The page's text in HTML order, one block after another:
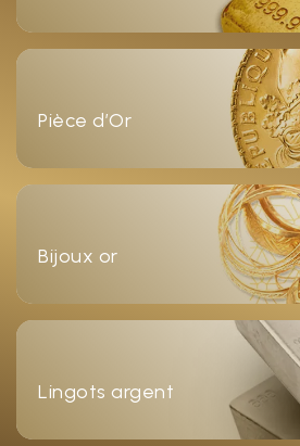
Pièce d’Or
Bijoux or
Lingots argent